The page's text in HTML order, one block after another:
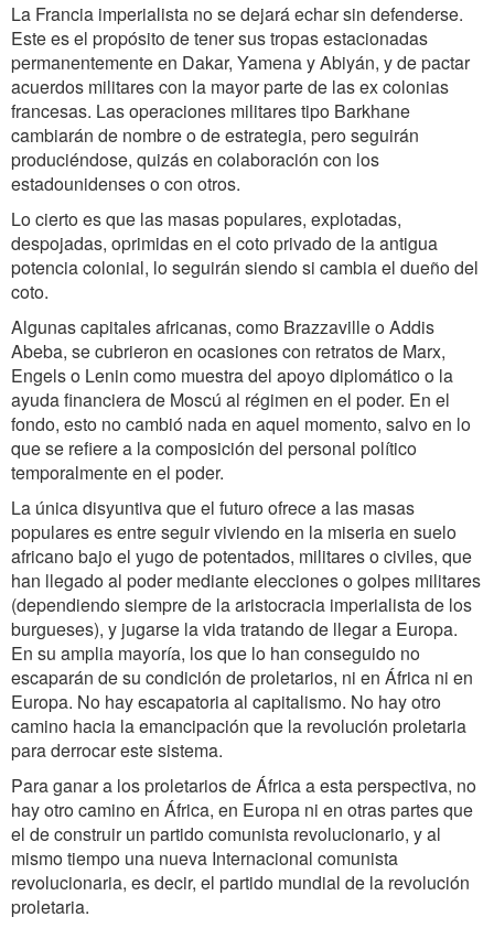
La Francia imperialista no se dejará echar sin defenderse.
Este es el propósito de tener sus tropas estacionadas
permanentemente en Dakar, Yamena y Abiyán, y de pactar
acuerdos militares con la mayor parte de las ex colonias
francesas. Las operaciones militares tipo Barkhane
cambiarán de nombre o de estrategia, pero seguirán
produciéndose, quizás en colaboración con los
estadounidenses o con otros.
Lo cierto es que las masas populares, explotadas,
despojadas, oprimidas en el coto privado de la antigua
potencia colonial, lo seguirán siendo si cambia el dueño del
coto.
Algunas capitales africanas, como Brazzaville o Addis
Abeba, se cubrieron en ocasiones con retratos de Marx,
Engels o Lenin como muestra del apoyo diplomático o la
ayuda financiera de Moscú al régimen en el poder. En el
fondo, esto no cambió nada en aquel momento, salvo en lo
que se refiere a la composición del personal político
temporalmente en el poder.
La única disyuntiva que el futuro ofrece a las masas
populares es entre seguir viviendo en la miseria en suelo
africano bajo el yugo de potentados, militares o civiles, que
han llegado al poder mediante elecciones o golpes militares
(dependiendo siempre de la aristocracia imperialista de los
burgueses), y jugarse la vida tratando de llegar a Europa.
En su amplia mayoría, los que lo han conseguido no
escaparán de su condición de proletarios, ni en África ni en
Europa. No hay escapatoria al capitalismo. No hay otro
camino hacia la emancipación que la revolución proletaria
para derrocar este sistema.
Para ganar a los proletarios de África a esta perspectiva, no
hay otro camino en África, en Europa ni en otras partes que
el de construir un partido comunista revolucionario, y al
mismo tiempo una nueva Internacional comunista
revolucionaria, es decir, el partido mundial de la revolución
proletaria.